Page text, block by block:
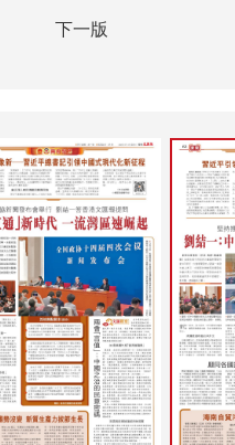
下一版
A19
A20
A21
A22